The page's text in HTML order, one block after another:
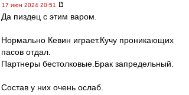
17 июн 2024 20:51
Да пиздец с этим варом.
Нормально Кевин играет.Кучу проникающих
пасов отдал.
Партнеры бестолковые.Брак запредельный.
Состав у них очень ослаб.